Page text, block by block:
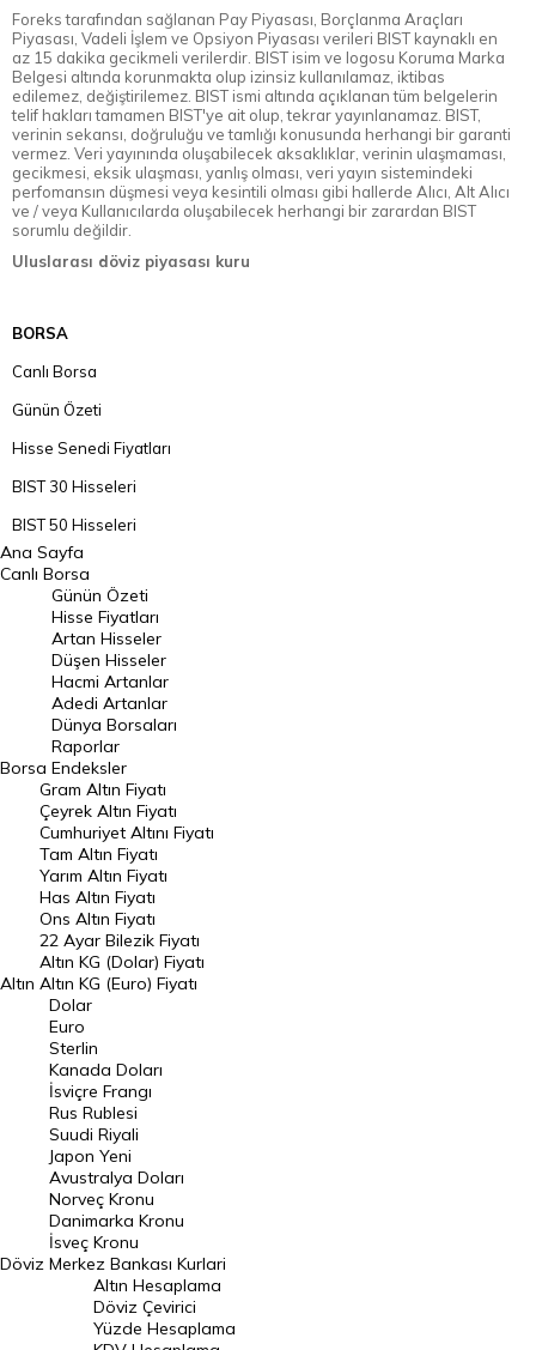
Foreks tarafından sağlanan Pay Piyasası, Borçlanma Araçları
Piyasası, Vadeli İşlem ve Opsiyon Piyasası verileri BIST kaynaklı en
az 15 dakika gecikmeli verilerdir. BIST isim ve logosu Koruma Marka
Belgesi altında korunmakta olup izinsiz kullanılamaz, iktibas
edilemez, değiştirilemez. BIST ismi altında açıklanan tüm belgelerin
telif hakları tamamen BIST'ye ait olup, tekrar yayınlanamaz. BIST,
verinin sekansı, doğruluğu ve tamlığı konusunda herhangi bir garanti
vermez. Veri yayınında oluşabilecek aksaklıklar, verinin ulaşmaması,
gecikmesi, eksik ulaşması, yanlış olması, veri yayın sistemindeki
perfomansın düşmesi veya kesintili olması gibi hallerde Alıcı, Alt Alıcı
ve / veya Kullanıcılarda oluşabilecek herhangi bir zarardan BIST
sorumlu değildir.
Uluslarası döviz piyasası kuru
BORSA
Canlı Borsa
Günün Özeti
Hisse Senedi Fiyatları
BIST 30 Hisseleri
BIST 50 Hisseleri
BIST 100 Hisseleri
En Çok Artan Hisseler
En Çok Düşen Hisseler
Hacmi Artanlar
Geçmiş Kapanışlar
Dünya Borsaları
Raporlar
Endeksler
DÖVİZ
Döviz Kuru
Dolar Kuru
Euro Kuru
Pound Kuru
Frank Kuru
Riyal Kuru
Avustralya Doları
Danimarka Kronu Kuru
Kanada Doları Kuru
Norveç Kronu Kuru
İsveç Kronu Kuru
Japon Yeni Kuru
Ana Sayfa
Canlı Borsa
Borsa
Günün Özeti
Hisse Fiyatları
Artan Hisseler
Düşen Hisseler
Hacmi Artanlar
Adedi Artanlar
Dünya Borsaları
Raporlar
Endeksler
Altın
Gram Altın Fiyatı
Çeyrek Altın Fiyatı
Cumhuriyet Altını Fiyatı
Tam Altın Fiyatı
Yarım Altın Fiyatı
Has Altın Fiyatı
Ons Altın Fiyatı
22 Ayar Bilezik Fiyatı
Altın KG (Dolar) Fiyatı
Altın KG (Euro) Fiyatı
Döviz
Dolar
Euro
Sterlin
Kanada Doları
İsviçre Frangı
Rus Rublesi
Suudi Riyali
Japon Yeni
Avustralya Doları
Norveç Kronu
Danimarka Kronu
İsveç Kronu
Merkez Bankası Kurlari
Altın Hesaplama
Döviz Çevirici
Yüzde Hesaplama